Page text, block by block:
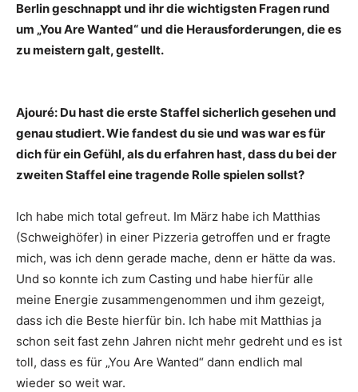
Berlin geschnappt und ihr die wichtigsten Fragen rund
um „You Are Wanted“ und die Herausforderungen, die es
zu meistern galt, gestellt.
Ajouré: Du hast die erste Staffel sicherlich gesehen und
genau studiert. Wie fandest du sie und was war es für
dich für ein Gefühl, als du erfahren hast, dass du bei der
zweiten Staffel eine tragende Rolle spielen sollst?
Ich habe mich total gefreut. Im März habe ich Matthias
(Schweighöfer) in einer Pizzeria getroffen und er fragte
mich, was ich denn gerade mache, denn er hätte da was.
Und so konnte ich zum Casting und habe hierfür alle
meine Energie zusammengenommen und ihm gezeigt,
dass ich die Beste hierfür bin. Ich habe mit Matthias ja
schon seit fast zehn Jahren nicht mehr gedreht und es ist
toll, dass es für „You Are Wanted“ dann endlich mal
wieder so weit war.